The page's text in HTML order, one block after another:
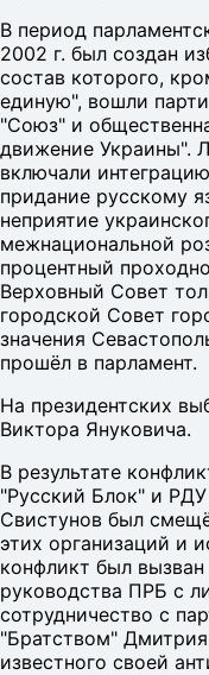
В период
2002 г. был создан
состав которого,
единую", вошли
"Союз" и
движение Украины".
включали
придание русскому
неприятие
межнациональной
процентный
Верховный Совет
городской Совет
значения
прошёл в парламент.
На президентских
Виктора Януковича.
В результате
"Русский Блок" и
Свистунов был
этих организаций и
конфликт был
руководства ПРБ с
сотрудничество с
"Братством"
известного своей